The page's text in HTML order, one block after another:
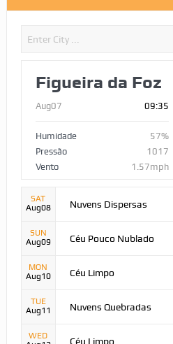
Figueira da Foz
Aug07 09:35
Humidade
57%
Pressão
1017
Vento
1.57mph
SAT
Aug08
Nuvens Dispersas
SUN
Aug09
Céu Pouco Nublado
MON
Aug10
Céu Limpo
TUE
Aug11
Nuvens Quebradas
WED
Céu Limpo